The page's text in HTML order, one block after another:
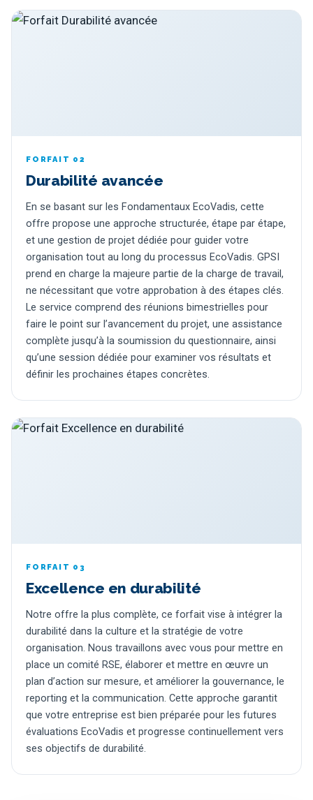
FORFAIT 02
Durabilité avancée
En se basant sur les Fondamentaux EcoVadis, cette
offre propose une approche structurée, étape par étape,
et une gestion de projet dédiée pour guider votre
organisation tout au long du processus EcoVadis. GPSI
prend en charge la majeure partie de la charge de travail,
ne nécessitant que votre approbation à des étapes clés.
Le service comprend des réunions bimestrielles pour
faire le point sur l’avancement du projet, une assistance
complète jusqu’à la soumission du questionnaire, ainsi
qu’une session dédiée pour examiner vos résultats et
définir les prochaines étapes concrètes.
FORFAIT 03
Excellence en durabilité
Notre offre la plus complète, ce forfait vise à intégrer la
durabilité dans la culture et la stratégie de votre
organisation. Nous travaillons avec vous pour mettre en
place un comité RSE, élaborer et mettre en œuvre un
plan d’action sur mesure, et améliorer la gouvernance, le
reporting et la communication. Cette approche garantit
que votre entreprise est bien préparée pour les futures
évaluations EcoVadis et progresse continuellement vers
ses objectifs de durabilité.